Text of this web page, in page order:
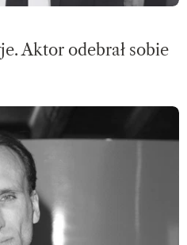
Aktor odebrał sobie